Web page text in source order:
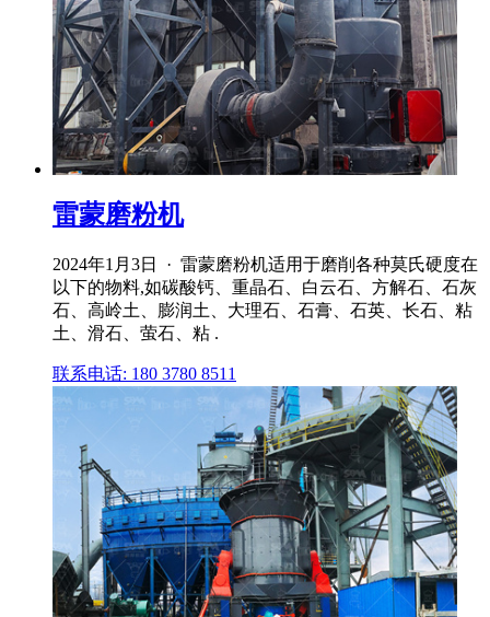
雷蒙磨粉机
2024年1月3日 · 雷蒙磨粉机适用于磨削各种莫氏硬度在
以下的物料,如碳酸钙、重晶石、白云石、方解石、石灰
石、高岭土、膨润土、大理石、石膏、石英、长石、粘
土、滑石、萤石、粘 .
联系电话: 180 3780 8511